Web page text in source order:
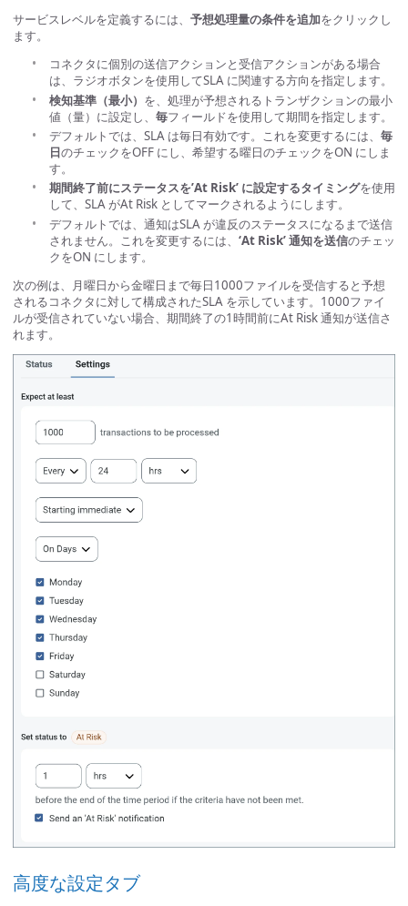
サービスレベルを定義するには、 予想処理量の条件を追加をクリックし
ます。
コネクタに個別の送信アクションと受信アクションがある場合
は、ラジオボタンを使用してSLA に関連する方向を指定します。
検知基準（最小） を、処理が予想されるトランザクションの最小
値（量）に設定し、 毎フィールドを使用して期間を指定します。
デフォルトでは、SLA は毎日有効です。これを変更するには、 毎
日のチェックをOFF にし、希望する曜日のチェックをON にしま
す。
期間終了前にステータスを’At Risk’ に設定するタイミングを使用
して、SLA がAt Risk としてマークされるようにします。
デフォルトでは、通知はSLA が違反のステータスになるまで送信
されません。これを変更するには、 ‘At Risk’ 通知を送信のチェッ
クをON にします。
次の例は、月曜日から金曜日まで毎日1000ファイルを受信すると予想
されるコネクタに対して構成されたSLA を示しています。1000ファイ
ルが受信されていない場合、期間終了の1時間前にAt Risk 通知が送信さ
れます。
高度な設定タブ